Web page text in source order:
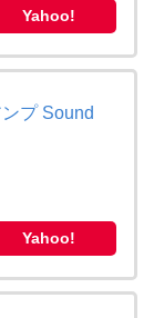
Yahoo!
プ Sound
Yahoo!